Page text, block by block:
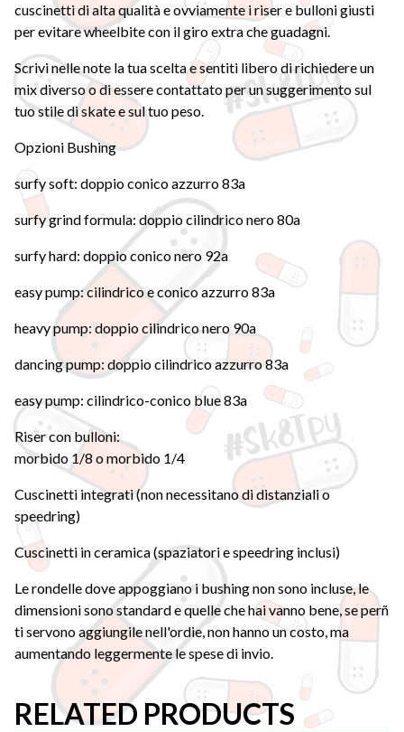
cuscinetti di alta qualità e ovviamente i riser e bulloni giusti
per evitare wheelbite con il giro extra che guadagni.
Scrivi nelle note la tua scelta e sentiti libero di richiedere un
mix diverso o di essere contattato per un suggerimento sul
tuo stile di skate e sul tuo peso.
Opzioni Bushing
surfy soft: doppio conico azzurro 83a
surfy grind formula: doppio cilindrico nero 80a
surfy hard: doppio conico nero 92a
easy pump: cilindrico e conico azzurro 83a
heavy pump: doppio cilindrico nero 90a
dancing pump: doppio cilindrico azzurro 83a
easy pump: cilindrico-conico blue 83a
Riser con bulloni:
morbido 1/8 o morbido 1/4
Cuscinetti integrati (non necessitano di distanziali o
speedring)
Cuscinetti in ceramica (spaziatori e speedring inclusi)
Le rondelle dove appoggiano i bushing non sono incluse, le
dimensioni sono standard e quelle che hai vanno bene, se perñ
ti servono aggiungile nell'ordie, non hanno un costo, ma
aumentando leggermente le spese di invio.
RELATED PRODUCTS